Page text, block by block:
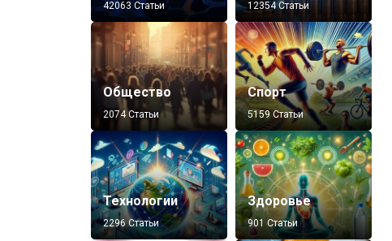
42063 Статьи 12354 Статьи
Общество
2074 Статьи
Спорт
5159 Статьи
Технологии
2296 Статьи
Здоровье
901 Статьи